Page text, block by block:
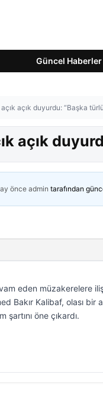
Güncel Haberler
açık açık duyurdu: “Başka
açık
önce admin tarafından
eden müzakerelere
Bakır Kalibaf, olası bir
şartını öne çıkardı.